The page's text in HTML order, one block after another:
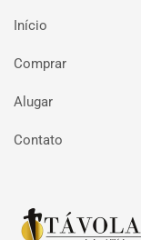
Início
Comprar
Alugar
Contato
Página inicial